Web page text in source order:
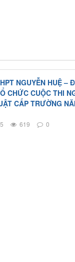
NGUYỄN HUỆ –
CHỨC CUỘC THI
CẤP TRƯỜNG
619 0